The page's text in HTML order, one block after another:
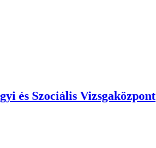
és Szociális Vizsgaközpont